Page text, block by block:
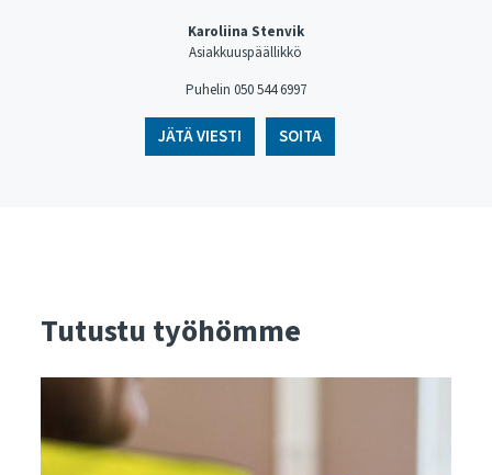
Karoliina Stenvik
Asiakkuuspäällikkö
Puhelin 050 544 6997
JÄTÄ VIESTI SOITA
Tutustu työhömme